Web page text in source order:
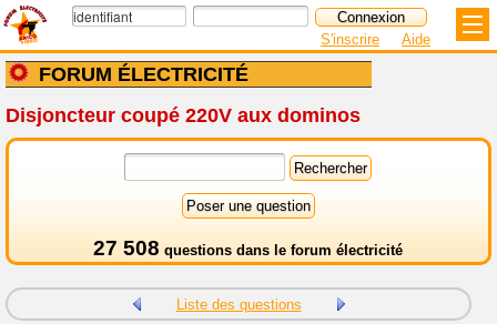
FORUM ÉLECTRICITÉ
S'inscrire Aide
Disjoncteur coupé 220V aux dominos
27 508 questions dans le forum électricité
Liste des questions